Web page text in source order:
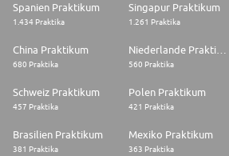
Spanien Praktikum
1.434 Praktika
Singapur Praktikum
1.261 Praktika
China Praktikum
680 Praktika 560 Praktika
Schweiz Praktikum
457 Praktika
Polen Praktikum
421 Praktika
Brasilien Praktikum
381 Praktika
Mexiko Praktikum
363 Praktika